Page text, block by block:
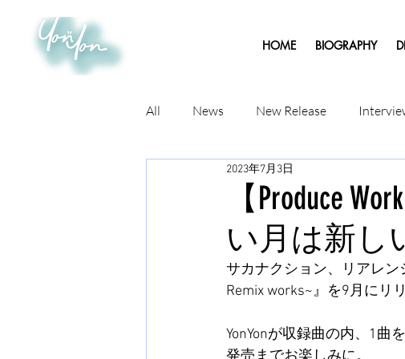
HOME BIOGRAPHY
All News New Release
【Produce
い月は新しい
2023年7月3日
サカナクション、リアレン
Remix works~』を9月にリ
YonYonが収録曲の内、1曲